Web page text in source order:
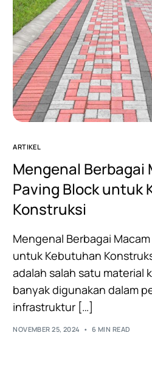
ARTIKEL
Mengenal Berbagai
Paving Block untuk
Konstruksi
Mengenal Berbagai
untuk Kebutuhan
adalah salah satu material
banyak digunakan dalam
infrastruktur […]
NOVEMBER 25, 2024 6 MIN READ